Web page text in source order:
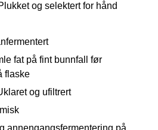
og selektert for hånd
fat på fint bunnfall før
flaske
og ufiltrert